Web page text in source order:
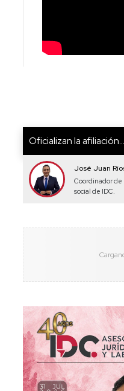
Oficializan la afiliación...
José Juan
Coordinador de
social de IDC.